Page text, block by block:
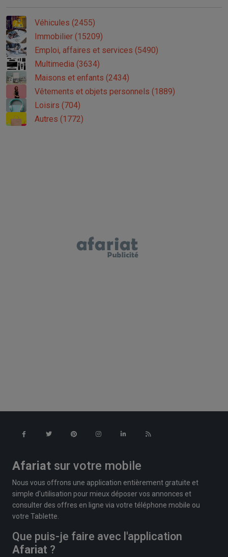
Véhicules (2455)
Immobilier (15209)
Emploi, affaires et services (5490)
Multimedia (3634)
Maisons et enfants (2434)
Vêtements et objets personnels (1889)
Loisirs (704)
Autres (1772)
Afariat sur votre mobile
Nous vous offrons une application entièrement gratuite et
simple d'utilisation pour mieux déposer vos annonces et
consulter des offres en ligne via votre téléphone mobile ou
votre Tablette.
Que puis-je faire avec l'application
Afariat ?